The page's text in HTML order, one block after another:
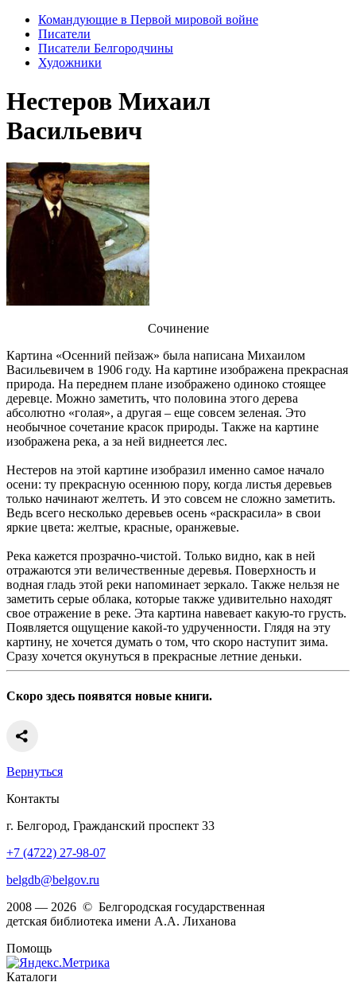
Командующие в Первой мировой войне
Писатели
Писатели Белгородчины
Художники
Нестеров Михаил
Васильевич
Сочинение
Картина «Осенний пейзаж» была написана Михаилом
Васильевичем в 1906 году. На картине изображена прекрасная
природа. На переднем плане изображено одиноко стоящее
деревце. Можно заметить, что половина этого дерева
абсолютно «голая», а другая – еще совсем зеленая. Это
необычное сочетание красок природы. Также на картине
изображена река, а за ней виднеется лес.
Нестеров на этой картине изобразил именно самое начало
осени: ту прекрасную осеннюю пору, когда листья деревьев
только начинают желтеть. И это совсем не сложно заметить.
Ведь всего несколько деревьев осень «раскрасила» в свои
яркие цвета: желтые, красные, оранжевые.
Река кажется прозрачно-чистой. Только видно, как в ней
отражаются эти величественные деревья. Поверхность и
водная гладь этой реки напоминает зеркало. Также нельзя не
заметить серые облака, которые также удивительно находят
свое отражение в реке. Эта картина навевает какую-то грусть.
Появляется ощущение какой-то удрученности. Глядя на эту
картину, не хочется думать о том, что скоро наступит зима.
Сразу хочется окунуться в прекрасные летние деньки.
Скоро здесь появятся новые книги.
Вернуться
Контакты
г. Белгород, Гражданский проспект 33
+7 (4722) 27-98-07
belgdb@belgov.ru
2008 — 2026 © Белгородская государственная
детская библиотека имени А.А. Лиханова
Помощь
Каталоги